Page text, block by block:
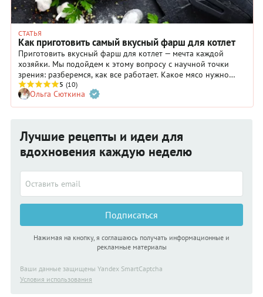
СТАТЬЯ
Как приготовить самый вкусный фарш для котлет
Приготовить вкусный фарш для котлет — мечта каждой
хозяйки. Мы подойдем к этому вопросу с научной точки
зрения: разберемся, как все работает. Какое мясо нужно
выбрать для фарша, как правильно с ним работать и что
добавить для вкуса, пышности и румяной, аппетитной
корочки.
5 (10)
Ольга Сюткина
Лучшие рецепты и идеи для
вдохновения каждую неделю
Подписаться
Нажимая на кнопку, я соглашаюсь получать информационные и
рекламные материалы
Ваши данные защищены Yandex SmartCaptcha
Условия использования